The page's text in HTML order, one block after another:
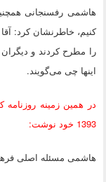
هاشمی رفسنجانی
کنیم، خاطرنشان کرد:
را مطرح کردند و
اینها چی می‌گویند.
1393 خود نوشت:
هاشمی مسئله اصلی